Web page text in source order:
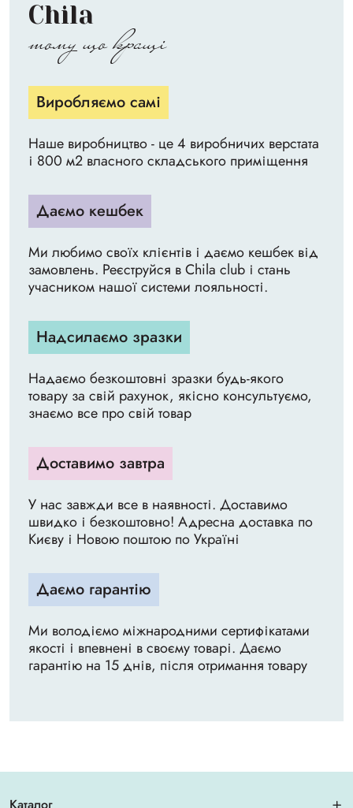
Chila
тому що кращі
Виробляємо самі
Наше виробництво - це 4 виробничих верстата
і 800 м2 власного складського приміщення
Даємо кешбек
Ми любимо своїх клієнтів і даємо кешбек від
замовлень. Реєструйся в Chila club і стань
учасником нашої системи лояльності.
Надсилаємо зразки
Надаємо безкоштовні зразки будь-якого
товару за свій рахунок, якісно консультуємо,
знаємо все про свій товар
Доставимо завтра
У нас завжди все в наявності. Доставимо
швидко і безкоштовно! Адресна доставка по
Києву і Новою поштою по Україні
Даємо гарантію
Ми володіємо міжнародними сертифікатами
якості і впевнені в своєму товарі. Даємо
гарантію на 15 днів, після отримання товару